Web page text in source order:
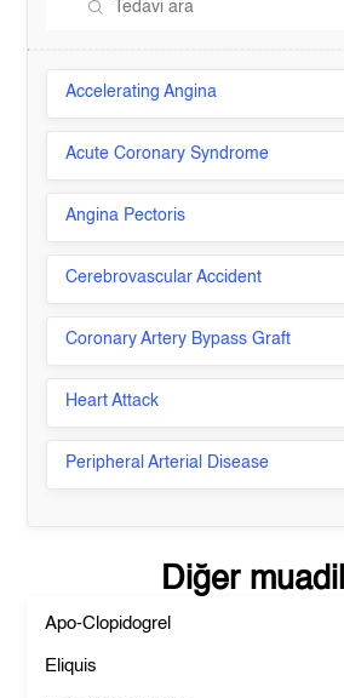
Accelerating Angina
Acute Coronary Syndrome
Angina Pectoris
Cerebrovascular Accident
Coronary Artery Bypass Graft
Heart Attack
Peripheral Arterial Disease
Diğer
Apo-Clopidogrel
Eliquis